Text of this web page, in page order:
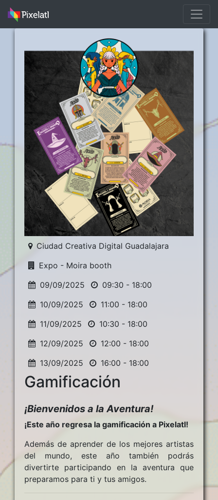
Ciudad Creativa Digital Guadalajara
Expo - Moira booth
09/09/2025
09:30 - 18:00
10/09/2025
11:00 - 18:00
11/09/2025
10:30 - 18:00
12/09/2025
12:00 - 18:00
13/09/2025
16:00 - 18:00
Gamificación
¡Bienvenidos a la Aventura!
¡Este año regresa la gamificación a Pixelatl!
Además de aprender de los mejores artistas
del mundo, este año también podrás
divertirte participando en la aventura que
preparamos para ti y tus amigos.